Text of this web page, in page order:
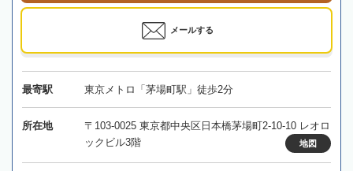
メールする
最寄駅 東京メトロ「茅場町駅」徒歩2分
所在地
〒103-0025 東京都中央区日本橋茅場町2-10-10 レオロ
ックビル3階
地図